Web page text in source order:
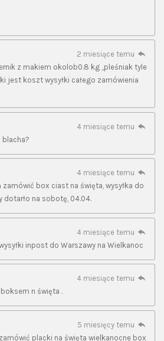
2 miesiące temu
z makiem okolob0.8 kg ,,pleśniak tyle
jest koszt wysyłki całego zamówienia
4 miesiące temu
blacha?
4 miesiące temu
zamówić box ciast na święta, wysyłka do
dotarło na sobotę, 04.04.
4 miesiące temu
inpost do Warszawy na Wielkanoc
4 miesiące temu
n święta .
5 miesięcy temu
placki na święta wielkanocne box